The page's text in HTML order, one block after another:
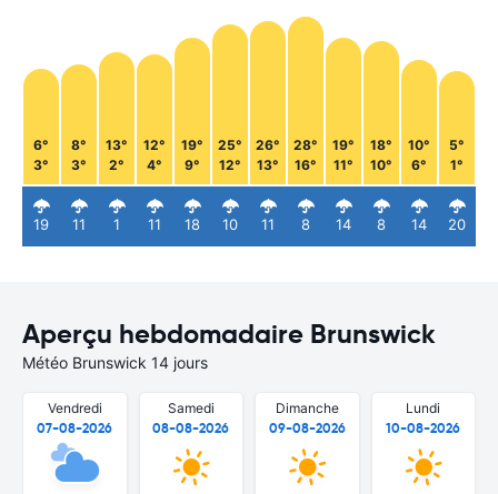
6°
3°
19
8°
3°
11
13°
2°
1
12°
4°
11
19°
9°
18
25°
12°
10
26°
13°
11
28°
16°
8
19°
11°
14
18°
10°
8
10°
6°
14
5°
1°
20
Aperçu hebdomadaire Brunswick
Météo Brunswick 14 jours
Vendredi
07-08-2026
Samedi
08-08-2026
Dimanche
09-08-2026
Lundi
10-08-2026